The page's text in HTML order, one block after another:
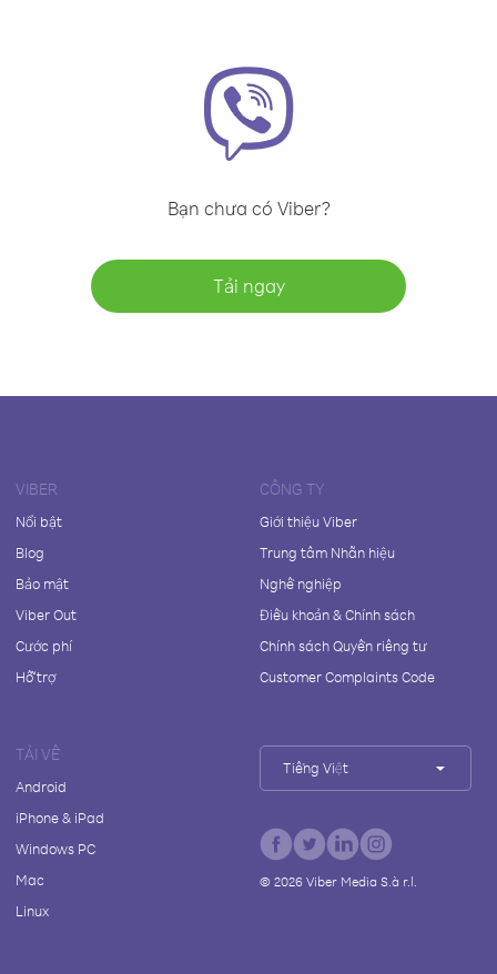
Bạn chưa có Viber?
Tải ngay
VIBER
Nổi bật
Blog
Bảo mật
Viber Out
Cước phí
Hỗ trợ
CÔNG TY
Giới thiệu Viber
Trung tâm Nhãn hiệu
Nghề nghiệp
Điều khoản & Chính sách
Chính sách Quyền riêng tư
Customer Complaints Code
TẢI VỀ
Android
iPhone & iPad
Windows PC
Mac
Linux
Tiếng Việt
© 2026Viber Media S.à r.l.